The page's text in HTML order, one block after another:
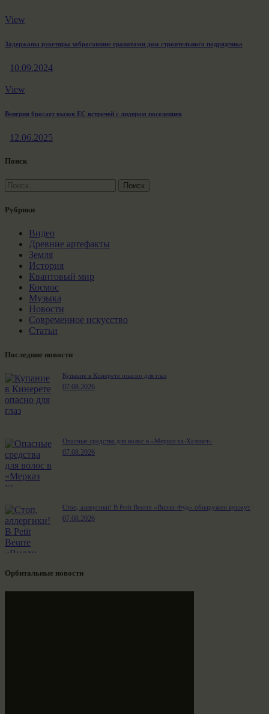
View
Задержаны рэкетиры забросавшие гранатами дом строительного подрядчика
10.09.2024
View
Венгрия бросает вызов ЕС встречей с лидером поселенцев
12.06.2025
Поиск
Найти:
Рубрики
Видео
Древние артефакты
Земля
История
Квантовый мир
Космос
Музыка
Новости
Современное искусство
Статьи
Последние новости
Купание в Кинерете опасно для глаз
07.08.2026
Опасные средства для волос в «Мерказ ха-Халакот»
07.08.2026
Стоп, аллергики! В Petit Beurre «Вилли-Фуд» обнаружен кунжут
07.08.2026
Орбитальные новости